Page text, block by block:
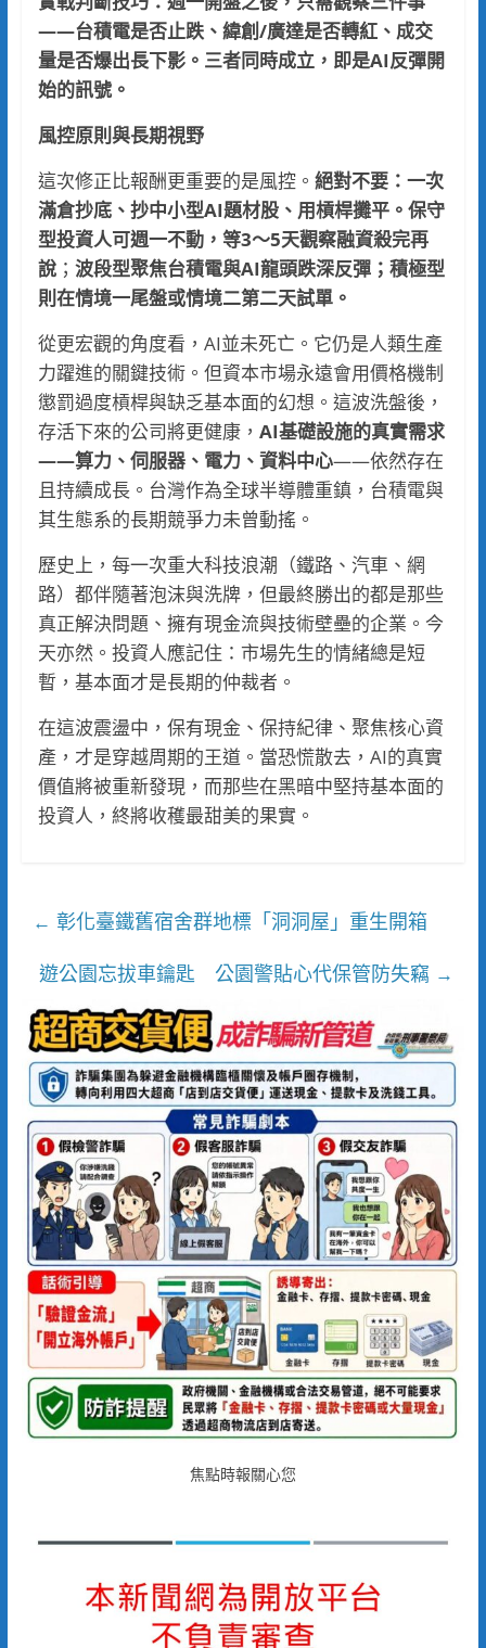
——台積電是否止跌、緯創/廣達是否轉紅、成交
量是否爆出長下影。三者同時成立，即是AI反彈開
始的訊號。
風控原則與長期視野
這次修正比報酬更重要的是風控。 絕對不要：一次
滿倉抄底、抄中小型AI題材股、用槓桿攤平。保守
型投資人可週一不動，等3～5天觀察融資殺完再
說； 波段型聚焦台積電與AI龍頭跌深反彈；積極型
則在情境一尾盤或情境二第二天試單。
從更宏觀的角度看，AI並未死亡。它仍是人類生產
力躍進的關鍵技術。但資本市場永遠會用價格機制
懲罰過度槓桿與缺乏基本面的幻想。這波洗盤後，
存活下來的公司將更健康， AI基礎設施的真實需求
——算力、伺服器、電力、資料中心——依然存在
且持續成長。台灣作為全球半導體重鎮，台積電與
其生態系的長期競爭力未曾動搖。
歷史上，每一次重大科技浪潮（鐵路、汽車、網
路）都伴隨著泡沫與洗牌，但最終勝出的都是那些
真正解決問題、擁有現金流與技術壁壘的企業。今
天亦然。投資人應記住：市場先生的情緒總是短
暫，基本面才是長期的仲裁者。
在這波震盪中，保有現金、保持紀律、聚焦核心資
產，才是穿越周期的王道。當恐慌散去，AI的真實
價值將被重新發現，而那些在黑暗中堅持基本面的
投資人，終將收穫最甜美的果實。
← 彰化臺鐵舊宿舍群地標「洞洞屋」重生開箱
遊公園忘拔車鑰匙 公園警貼心代保管防失竊 →
焦點時報關心您